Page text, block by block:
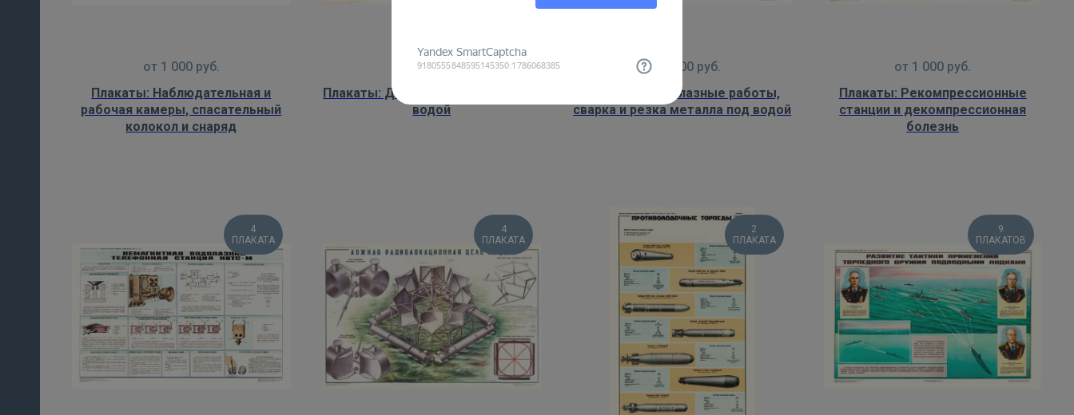
от 1 000 руб.
Плакаты: Наблюдательная и
рабочая камеры, спасательный
колокол и снаряд
1 000 руб.
Плакаты: Движение водолаза под
водой
от 1 000 руб.
Плакаты: Водолазные работы,
сварка и резка металла под водой
от 1 000 руб.
Плакаты: Рекомпрессионные
станции и декомпрессионная
болезнь
4
ПЛАКАТА
4
ПЛАКАТА
2
ПЛАКАТА
9
ПЛАКАТОВ